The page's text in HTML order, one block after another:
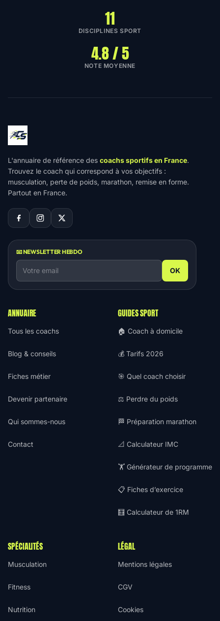
11
DISCIPLINES SPORT
4.8 / 5
NOTE MOYENNE
L'annuaire de référence des coachs sportifs en France.
Trouvez le coach qui correspond à vos objectifs :
musculation, perte de poids, marathon, remise en forme.
Partout en France.
📧 NEWSLETTER HEBDO
OK
ANNUAIRE
Tous les coachs
Blog & conseils
Fiches métier
Devenir partenaire
Qui sommes-nous
Contact
GUIDES SPORT
🏠 Coach à domicile
💰 Tarifs 2026
🎯 Quel coach choisir
⚖️ Perdre du poids
🏁 Préparation marathon
📐 Calculateur IMC
🏋️ Générateur de programme
📋 Fiches d’exercice
🧮 Calculateur de 1RM
SPÉCIALITÉS
Musculation
Fitness
Nutrition
LÉGAL
Mentions légales
CGV
Cookies